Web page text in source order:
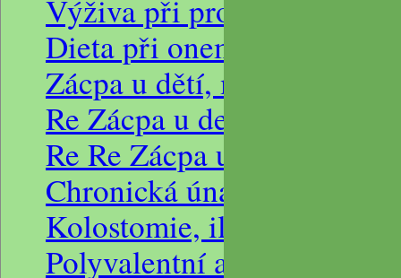
Výživa při progredující
Dieta při onemocnění
Zácpa u dětí, možné
Re Zácpa u detí, možné
Re Re Zácpa u detí,
Chronická únava, dietní
Kolostomie, ileostomie,
Polyvalentní alergie